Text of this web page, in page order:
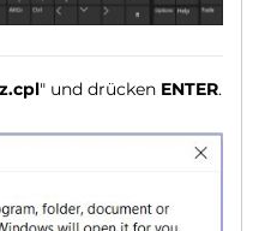
" und drücken ENTER.